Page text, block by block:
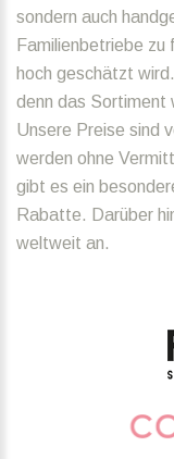
sondern auch
Familienbetriebe
hoch geschätzt
denn das Sortiment
Unsere Preise sind
werden ohne
gibt es ein
Rabatte. Darüber
weltweit an.